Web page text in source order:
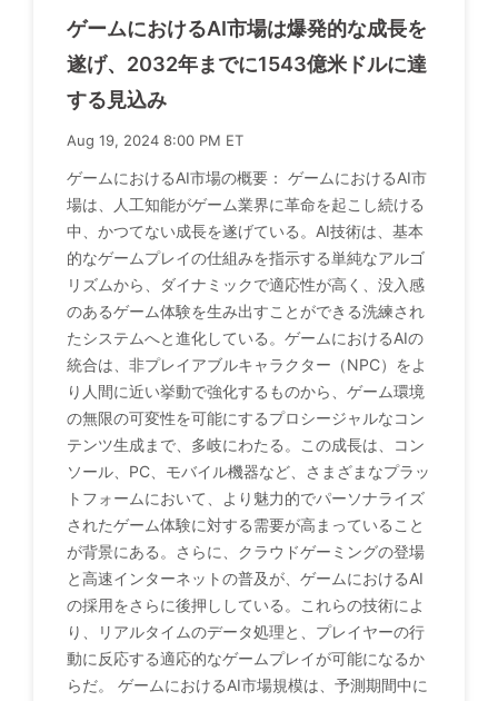
ゲームにおけるAI市場は爆発的な成長を
遂げ、2032年までに1543億米ドルに達
する見込み
Aug 19, 2024 8:00 PM ET
ゲームにおけるAI市場の概要： ゲームにおけるAI市
場は、人工知能がゲーム業界に革命を起こし続ける
中、かつてない成長を遂げている。AI技術は、基本
的なゲームプレイの仕組みを指示する単純なアルゴ
リズムから、ダイナミックで適応性が高く、没入感
のあるゲーム体験を生み出すことができる洗練され
たシステムへと進化している。ゲームにおけるAIの
統合は、非プレイアブルキャラクター（NPC）をよ
り人間に近い挙動で強化するものから、ゲーム環境
の無限の可変性を可能にするプロシージャルなコン
テンツ生成まで、多岐にわたる。この成長は、コン
ソール、PC、モバイル機器など、さまざまなプラッ
トフォームにおいて、より魅力的でパーソナライズ
されたゲーム体験に対する需要が高まっていること
が背景にある。さらに、クラウドゲーミングの登場
と高速インターネットの普及が、ゲームにおけるAI
の採用をさらに後押ししている。これらの技術によ
り、リアルタイムのデータ処理と、プレイヤーの行
動に反応する適応的なゲームプレイが可能になるか
らだ。 ゲームにおけるAI市場規模は、予測期間中に